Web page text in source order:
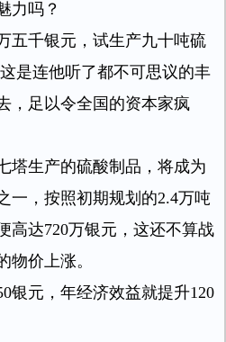
力吗？
五千银元，试生产九十吨硫
是连他听了都不可思议的丰
，足以令全国的资本家疯
塔生产的硫酸制品，将成为
一，按照初期规划的2.4万吨
高达720万银元，这还不算战
物价上涨。
银元，年经济效益就提升120